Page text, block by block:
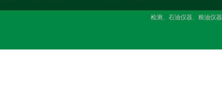
检测、石油仪器、粮油仪